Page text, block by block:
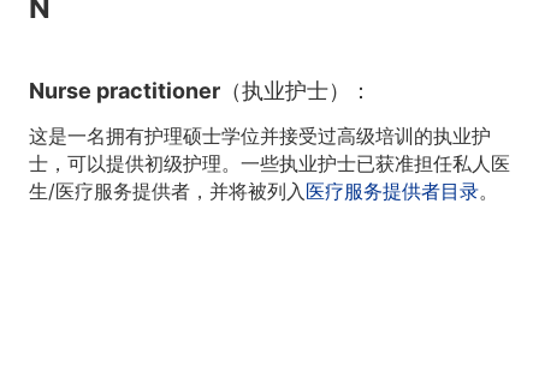
N
Nurse practitioner（执业护士）：
这是一名拥有护理硕士学位并接受过高级培训的执业护
士，可以提供初级护理。一些执业护士已获准担任私人医
生/医疗服务提供者，并将被列入医疗服务提供者目录。